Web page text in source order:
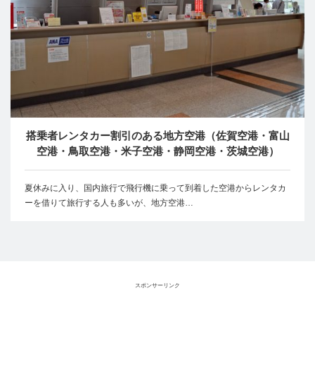
搭乗者レンタカー割引のある地方空港（佐賀空港・富山
空港・鳥取空港・米子空港・静岡空港・茨城空港）
夏休みに入り、国内旅行で飛行機に乗って到着した空港からレンタカ
ーを借りて旅行する人も多いが、地方空港…
スポンサーリンク